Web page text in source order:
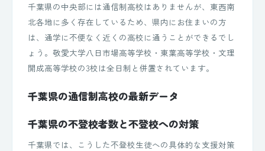
千葉県の中央部には通信制高校はありませんが、東西南
北各地に多く存在しているため、県内にお住まいの方
は、通学に不便なく近くの高校に通うことができるでし
ょう。敬愛大学八日市場高等学校・東葉高等学校・文理
開成高等学校の3校は全日制と併置されています。
千葉県の通信制高校の最新データ
千葉県の不登校者数と不登校への対策
千葉県では、こうした不登校生徒への具体的な支援対策